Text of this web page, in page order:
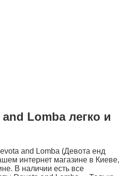
Lomba легко и
and Lomba (Девота енд
интернет магазине в Киеве,
В наличии есть все